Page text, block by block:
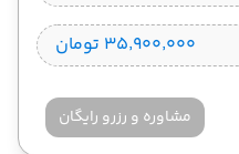
۳۵٬۹۰۰٬۰۰۰ تومان
مشاوره و رزرو رایگان